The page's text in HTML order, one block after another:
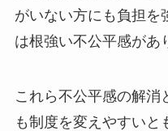
がいない方にも負担を
は根強い不公平感があ
これら不公平感の解消
も制度を変えやすいと